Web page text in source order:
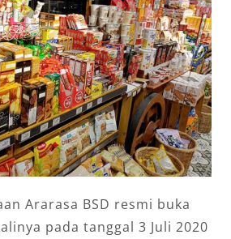
Ararasa BSD resmi buka
pada tanggal 3 Juli 2020